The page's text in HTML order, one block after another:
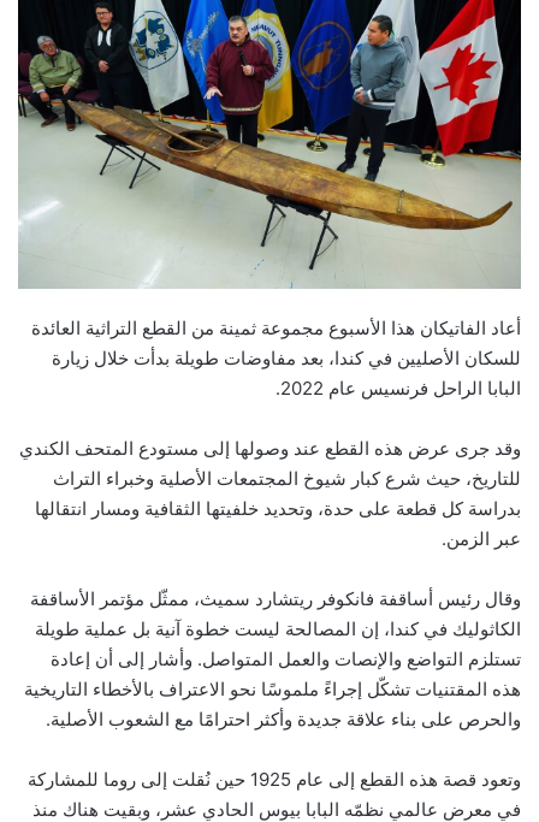
أعاد الفاتيكان هذا الأسبوع مجموعة ثمينة من القطع التراثية العائدة
للسكان الأصليين في كندا، بعد مفاوضات طويلة بدأت خلال زيارة
البابا الراحل فرنسيس عام 2022.
وقد جرى عرض هذه القطع عند وصولها إلى مستودع المتحف الكندي
للتاريخ، حيث شرع كبار شيوخ المجتمعات الأصلية وخبراء التراث
بدراسة كل قطعة على حدة، وتحديد خلفيتها الثقافية ومسار انتقالها
عبر الزمن.
وقال رئيس أساقفة فانكوفر ريتشارد سميث، ممثّل مؤتمر الأساقفة
الكاثوليك في كندا، إن المصالحة ليست خطوة آنية بل عملية طويلة
تستلزم التواضع والإنصات والعمل المتواصل. وأشار إلى أن إعادة
هذه المقتنيات تشكّل إجراءً ملموسًا نحو الاعتراف بالأخطاء التاريخية
والحرص على بناء علاقة جديدة وأكثر احترامًا مع الشعوب الأصلية.
وتعود قصة هذه القطع إلى عام 1925 حين نُقلت إلى روما للمشاركة
في معرض عالمي نظمّه البابا بيوس الحادي عشر، وبقيت هناك منذ